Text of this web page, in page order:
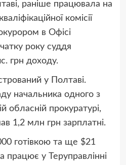
раніше працювала на
комісії
в Офісі
року суддя
грн доходу.
у Полтаві.
начальника одного з
обласній прокуратурі,
1,2 млн грн зарплатні.
готівкою та ще $21
працює у Теруправлінні